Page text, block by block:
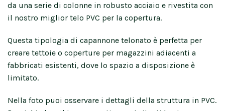
da una serie di colonne in robusto acciaio e rivestita con
il nostro miglior telo PVC per la copertura.
Questa tipologia di capannone telonato è perfetta per
creare tettoie o coperture per magazzini adiacenti a
fabbricati esistenti, dove lo spazio a disposizione è
limitato.
Nella foto puoi osservare i dettagli della struttura in PVC.